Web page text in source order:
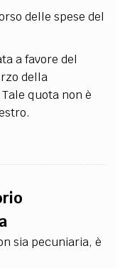
delle spese del
a favore del
della
quota non è
sia pecuniaria, è